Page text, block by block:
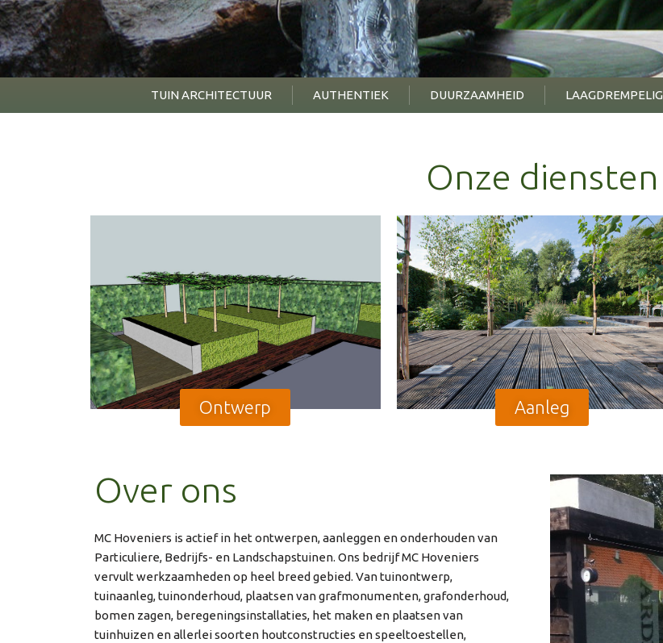
TUIN ARCHITECTUUR AUTHENTIEK DUURZAAMHEID LAAGDREMPELIG
Onze diensten
Ontwerp Aanleg
Over ons
MC Hoveniers is actief in het ontwerpen, aanleggen en onderhouden van
Particuliere, Bedrijfs- en Landschapstuinen. Ons bedrijf MC Hoveniers
vervult werkzaamheden op heel breed gebied. Van tuinontwerp,
tuinaanleg, tuinonderhoud, plaatsen van grafmonumenten, grafonderhoud,
bomen zagen, beregeningsinstallaties, het maken en plaatsen van
tuinhuizen en allerlei soorten houtconstructies en speeltoestellen,